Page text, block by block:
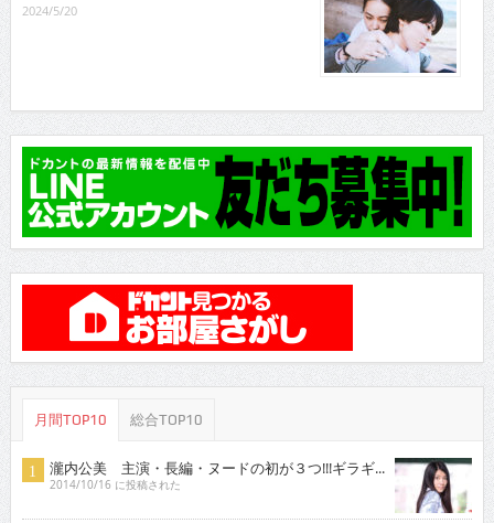
2024/5/20
月間TOP10 総合TOP10
瀧内公美 主演・長編・ヌードの初が３つ!!!ギラギ...
2014/10/16 に投稿された